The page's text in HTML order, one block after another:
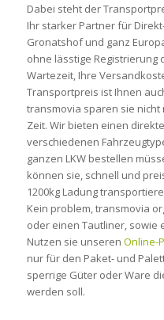
Dabei steht der
Ihr starker Partner für
Gronatshof und ganz
ohne lässtige Registrierung
Wartezeit, Ihre
Transportpreis ist Ihnen
transmovia sparen sie
Zeit. Wir bieten einen
verschiedenen
ganzen LKW bestellen
können sie, schnell und
1200kg Ladung
Kein problem, transmovia
oder einen Tautliner, sowie
Nutzen sie unseren Online-
nur für den Paket- und
sperrige Güter oder Ware
werden soll.